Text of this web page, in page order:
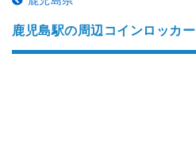
鹿児島駅の周辺コインロッカー